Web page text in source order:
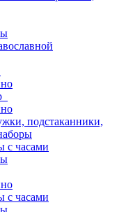
подстаканники,
с часами
с часами